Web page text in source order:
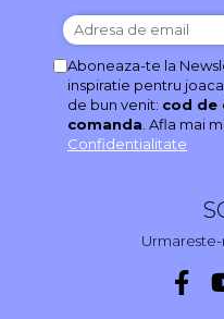
Aboneaza-te la
inspiratie pentru
de bun venit: cod de
comanda. Afla mai
Confidentialitate